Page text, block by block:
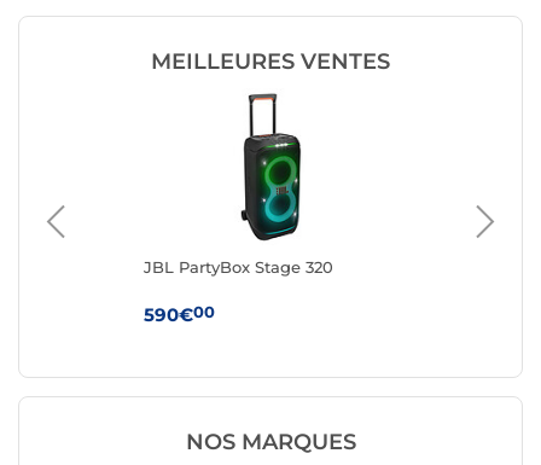
MEILLEURES VENTES
JBL PartyBox Stage 320
590€00
NOS MARQUES